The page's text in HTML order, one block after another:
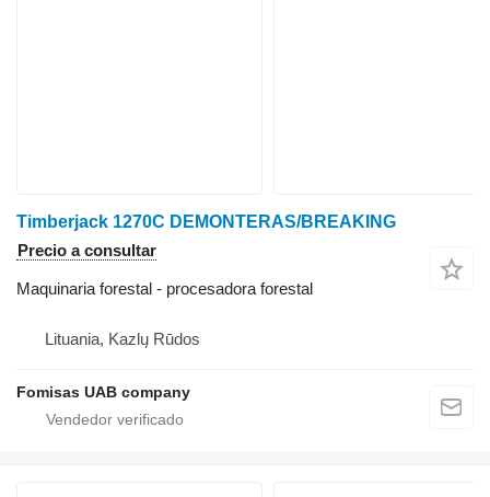
Timberjack 1270C DEMONTERAS/BREAKING
Precio a consultar
Maquinaria forestal - procesadora forestal
Lituania, Kazlų Rūdos
Fomisas UAB company